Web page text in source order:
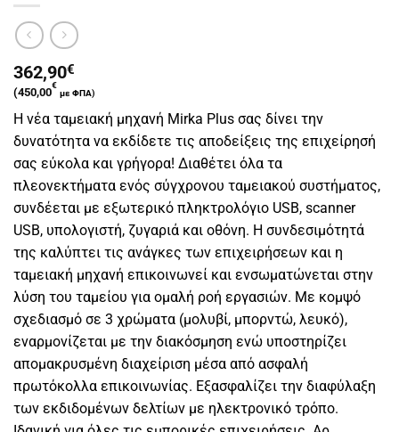
362,90€
(450,00
€
με ΦΠΑ)
Η νέα ταμειακή μηχανή Mirka Plus σας δίνει την
δυνατότητα να εκδίδετε τις αποδείξεις της επιχείρησή
σας εύκολα και γρήγορα! Διαθέτει όλα τα
πλεονεκτήματα ενός σύγχρονου ταμειακού συστήματος,
συνδέεται με εξωτερικό πληκτρολόγιο USB, scanner
USB, υπολογιστή, ζυγαριά και οθόνη. Η συνδεσιμότητά
της καλύπτει τις ανάγκες των επιχειρήσεων και η
ταμειακή μηχανή επικοινωνεί και ενσωματώνεται στην
λύση του ταμείου για ομαλή ροή εργασιών. Με κομψό
σχεδιασμό σε 3 χρώματα (μολυβί, μπορντώ, λευκό),
εναρμονίζεται με την διακόσμηση ενώ υποστηρίζει
απομακρυσμένη διαχείριση μέσα από ασφαλή
πρωτόκολλα επικοινωνίας. Εξασφαλίζει την διαφύλαξη
των εκδιδομένων δελτίων με ηλεκτρονικό τρόπο.